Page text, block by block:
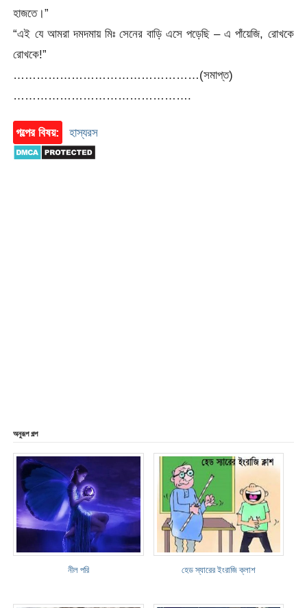
হাজতে।”
“এই যে আমরা দমদমায় মিঃ সেনের বাড়ি এসে পড়েছি – এ পাঁয়েজি, রোখকে
রোখকে!”
…………………………………………(সমাপ্ত)
……………………………………….
গল্পের বিষয়: হাস্যরস
অনুরূপ গল্প
নীল পরি হেড স্যারের ইংরাজি ক্লাশ